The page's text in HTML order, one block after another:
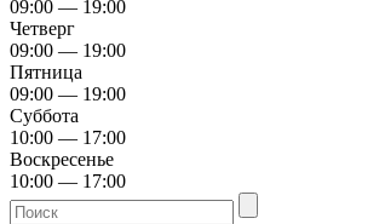
09:00 — 19:00
Четверг
09:00 — 19:00
Пятница
09:00 — 19:00
Суббота
10:00 — 17:00
Воскресенье
10:00 — 17:00